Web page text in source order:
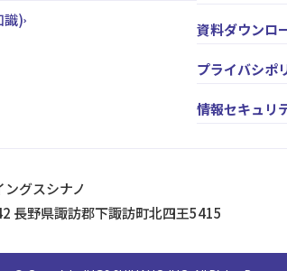
識)
資料ダウンロ
プライバシポ
情報セキュリ
グスシナノ
長野県諏訪郡下諏訪町北四王5415